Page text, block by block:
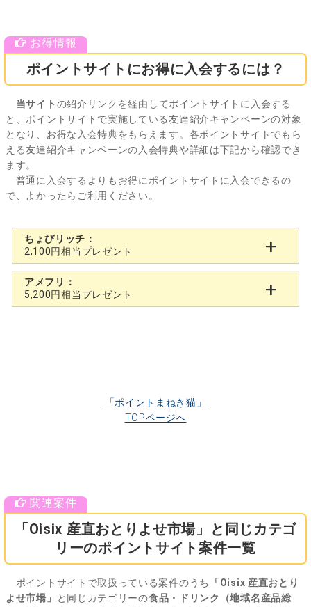
ポイントサイトにお得に入会するには？
当サイト の紹介リンクを経由してポイントサイトに入会する
と、ポイントサイトで実施している友達紹介キャンペーンの対象
となり、お得な入会特典をもらえます。各ポイントサイトでもら
える友達紹介キャンペーンの入会特典や詳細は下記から確認でき
ます。
普通に入会するよりもお得にポイントサイトに入会できるの
で、よかったらご利用ください。
ちょびリッチ：
2,100円相当プレゼント
アメフリ：
5,200円相当プレゼント
「ポイントまねき猫」
TOPページへ
「Oisix 産直おとりよせ市場」と同じカテゴ
リーのポイントサイト案件一覧
ポイントサイトで取扱っている案件のうち
「Oisix 産直おとり
よせ市場」
と同じカテゴリーの食品・ドリンク（地域名産品総